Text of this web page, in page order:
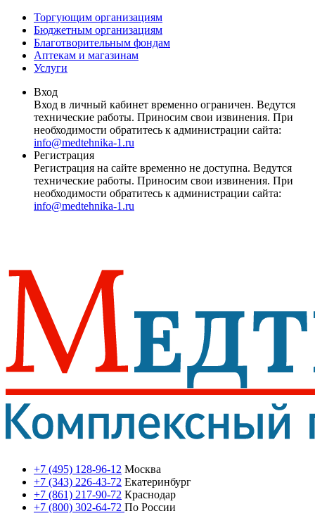
Торгующим организациям
Бюджетным организациям
Благотворительным фондам
Аптекам и магазинам
Услуги
Вход
Вход в личный кабинет временно ограничен. Ведутся
технические работы. Приносим свои извинения. При
необходимости обратитесь к администрации сайта:
info@medtehnika-1.ru
Регистрация
Регистрация на сайте временно не доступна. Ведутся
технические работы. Приносим свои извинения. При
необходимости обратитесь к администрации сайта:
info@medtehnika-1.ru
+7 (495) 128-96-12 Москва
+7 (343) 226-43-72 Екатеринбург
+7 (861) 217-90-72 Краснодар
+7 (800) 302-64-72 По России